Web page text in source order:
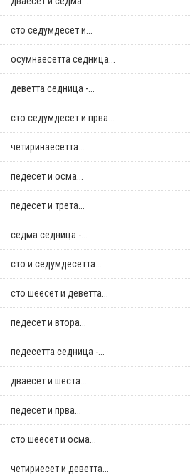
сто седумдесет и...
осумнaесетта седница...
деветта седница -...
сто седумдесет и прва...
четиринаесетта...
педесет и осма...
педесет и трета...
седма седница -...
сто и седумдесетта...
сто шеесет и деветта...
педесет и втора...
педесетта седница -...
дваесет и шеста...
педесет и прва...
сто шеесет и осма...
четириесет и деветта...